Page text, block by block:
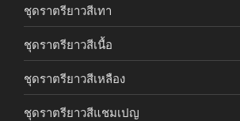
ชุดราตรียาวสีเทา
ชุดราตรียาวสีเนื้อ
ชุดราตรียาวสีเหลือง
ชุดราตรียาวสีแชมเปญ